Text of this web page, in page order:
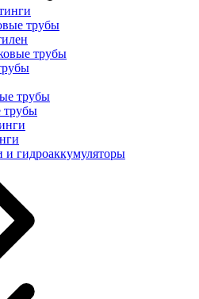
трубы
трубы
трубы
трубы
и гидроаккумуляторы